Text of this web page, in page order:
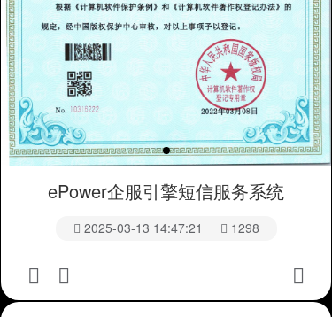
ePower企服引擎短信服务系统
2025-03-13 14:47:21 1298